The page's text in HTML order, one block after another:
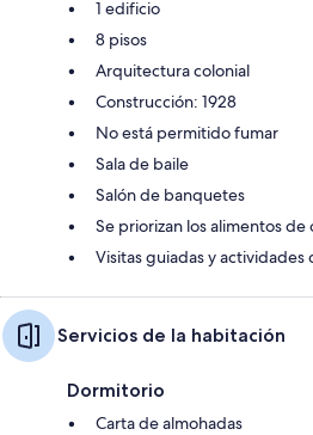
1 edificio
8 pisos
Arquitectura colonial
Construcción: 1928
No está permitido fumar
Sala de baile
Salón de banquetes
Se priorizan los alimentos de
Visitas guiadas y actividades
Servicios de la habitación
Dormitorio
Carta de almohadas